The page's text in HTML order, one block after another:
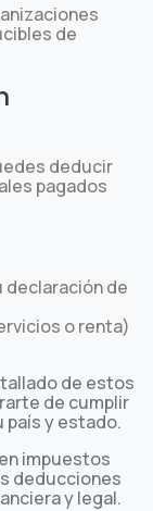
de
deducir
pagados
declaración de
o renta)
de estos
de cumplir
país y estado.
impuestos
deducciones
y legal.